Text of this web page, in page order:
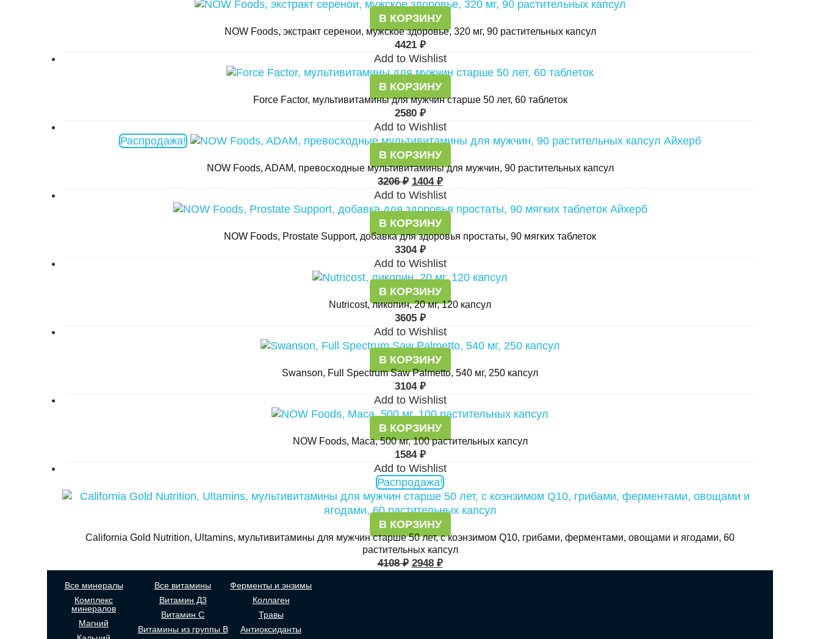
В КОРЗИНУ
NOW Foods, экстракт серенои, мужское здоровье, 320 мг, 90 растительных капсул
4421 ₽
Add to Wishlist
В КОРЗИНУ
Force Factor, мультивитамины для мужчин старше 50 лет, 60 таблеток
2580 ₽
Add to Wishlist
Распродажа!
В КОРЗИНУ
NOW Foods, ADAM, превосходные мультивитамины для мужчин, 90 растительных капсул
3206₽ 1404 ₽
Add to Wishlist
В КОРЗИНУ
NOW Foods, Prostate Support, добавка для здоровья простаты, 90 мягких таблеток
3304 ₽
Add to Wishlist
В КОРЗИНУ
Nutricost, ликопин, 20 мг, 120 капсул
3605 ₽
Add to Wishlist
В КОРЗИНУ
Swanson, Full Spectrum Saw Palmetto, 540 мг, 250 капсул
3104 ₽
Add to Wishlist
В КОРЗИНУ
NOW Foods, Maca, 500 мг, 100 растительных капсул
1584 ₽
Add to Wishlist
Распродажа!
В КОРЗИНУ
California Gold Nutrition, Ultamins, мультивитамины для мужчин старше 50 лет, с коэнзимом Q10, грибами, ферментами, овощами и ягодами, 60
растительных капсул
4108₽ 2948 ₽
Все минералы
Комплекс
минералов
Магний
Все витамины
Витамин Д3
Витамин С
Витамины из группы В
Ферменты и энзимы
Коллаген
Травы
Антиоксиданты